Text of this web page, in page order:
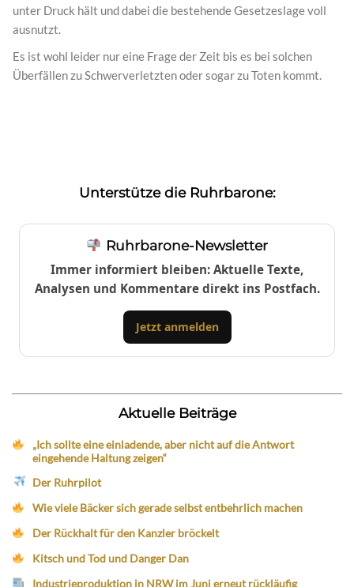
unter Druck hält und dabei die bestehende Gesetzeslage voll
ausnutzt.
Es ist wohl leider nur eine Frage der Zeit bis es bei solchen
Überfällen zu Schwerverletzten oder sogar zu Toten kommt.
Unterstütze die Ruhrbarone:
Ruhrbarone-Newsletter
Immer informiert bleiben: Aktuelle Texte,
Analysen und Kommentare direkt ins Postfach.
Jetzt anmelden
Aktuelle Beiträge
„Ich sollte eine einladende, aber nicht auf die Antwort
eingehende Haltung zeigen“
Der Ruhrpilot
Wie viele Bäcker sich gerade selbst entbehrlich machen
Der Rückhalt für den Kanzler bröckelt
Kitsch und Tod und Danger Dan
Industrieproduktion in NRW im Juni erneut rückläufig